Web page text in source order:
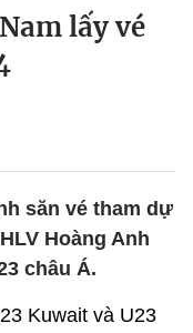
lấy vé
săn vé tham dự
Hoàng Anh
châu Á.
Kuwait và U23